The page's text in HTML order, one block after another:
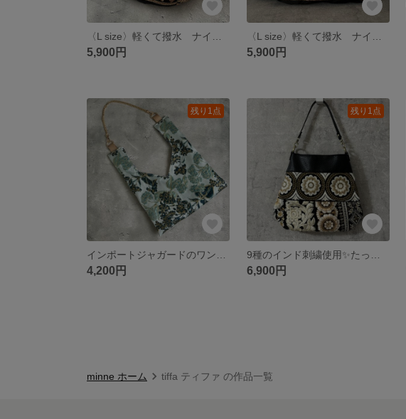
5,900円 5,900円
残り1点
4,200円
残り1点
6,900円
minne ホーム tiffa ティファ の作品一覧